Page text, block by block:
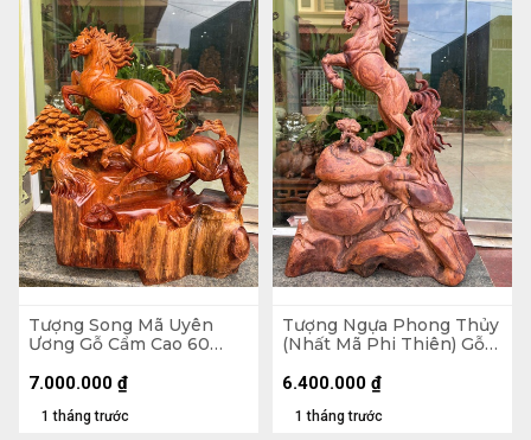
Tượng Song Mã Uyên
Ương Gỗ Cẩm Cao 60
1 tháng trước
7.000.000 ₫
Tượng Ngựa Phong Thủy
(Nhất Mã Phi Thiên) Gỗ
Sâu 20 (cm)
1 tháng trước
6.400.000 ₫